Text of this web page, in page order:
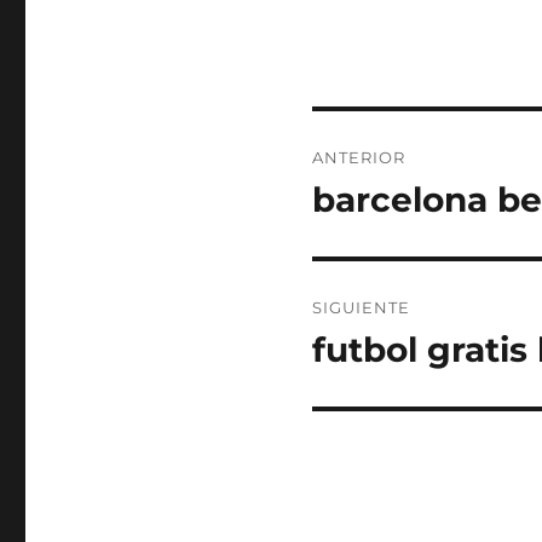
de
ANTERIOR
Entrada
barcelona
SIGUIENTE
Entrada
futbol gratis